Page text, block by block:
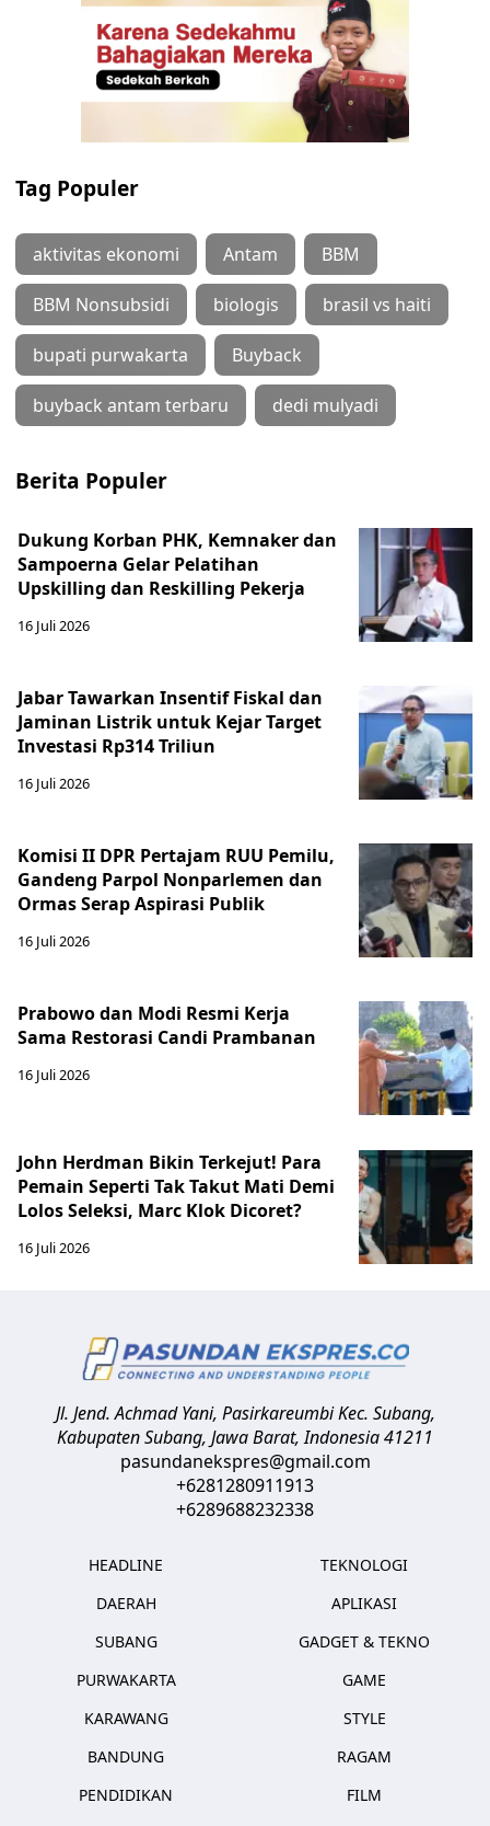
Tag Populer
aktivitas ekonomi Antam BBM
BBM Nonsubsidi biologis brasil vs haiti
bupati purwakarta Buyback
buyback antam terbaru dedi mulyadi
Berita Populer
Dukung Korban PHK, Kemnaker dan
Sampoerna Gelar Pelatihan
Upskilling dan Reskilling Pekerja
16 Juli 2026
Jabar Tawarkan Insentif Fiskal dan
Jaminan Listrik untuk Kejar Target
Investasi Rp314 Triliun
16 Juli 2026
Komisi II DPR Pertajam RUU Pemilu,
Gandeng Parpol Nonparlemen dan
Ormas Serap Aspirasi Publik
16 Juli 2026
Prabowo dan Modi Resmi Kerja
Sama Restorasi Candi Prambanan
16 Juli 2026
John Herdman Bikin Terkejut! Para
Pemain Seperti Tak Takut Mati Demi
Lolos Seleksi, Marc Klok Dicoret?
16 Juli 2026
Jl. Jend. Achmad Yani, Pasirkareumbi Kec. Subang,
Kabupaten Subang, Jawa Barat,Indonesia41211
pasundanekspres@gmail.com
+6281280911913
+6289688232338
HEADLINE
DAERAH
SUBANG
PURWAKARTA
KARAWANG
BANDUNG
PENDIDIKAN
TEKNOLOGI
APLIKASI
GADGET & TEKNO
GAME
STYLE
RAGAM
FILM